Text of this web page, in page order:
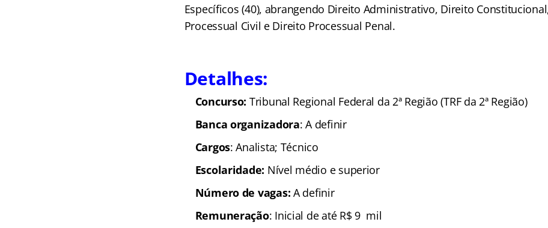
Específicos (40), abrangendo Direito Administrativo, Direito
Processual Civil e Direito Processual Penal.
Detalhes:
Concurso: Tribunal Regional Federal da 2ª Região (TRF da 2ª Região)
Banca organizadora: A definir
Cargos: Analista; Técnico
Escolaridade: Nível médio e superior
Número de vagas: A definir
Remuneração: Inicial de até R$ 9 mil